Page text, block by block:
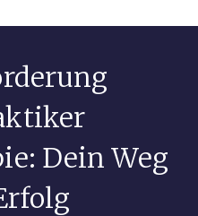
Dein Weg